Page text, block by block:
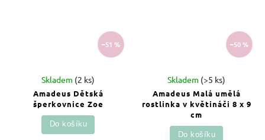
–51 %
Amadeus Dětská
šperkovnice Zoe
Skladem (2 ks)
Do košíku
–50 %
Amadeus Malá umělá
rostlinka v květináči 8 x 9
cm
Skladem (>5 ks)
Do košíku